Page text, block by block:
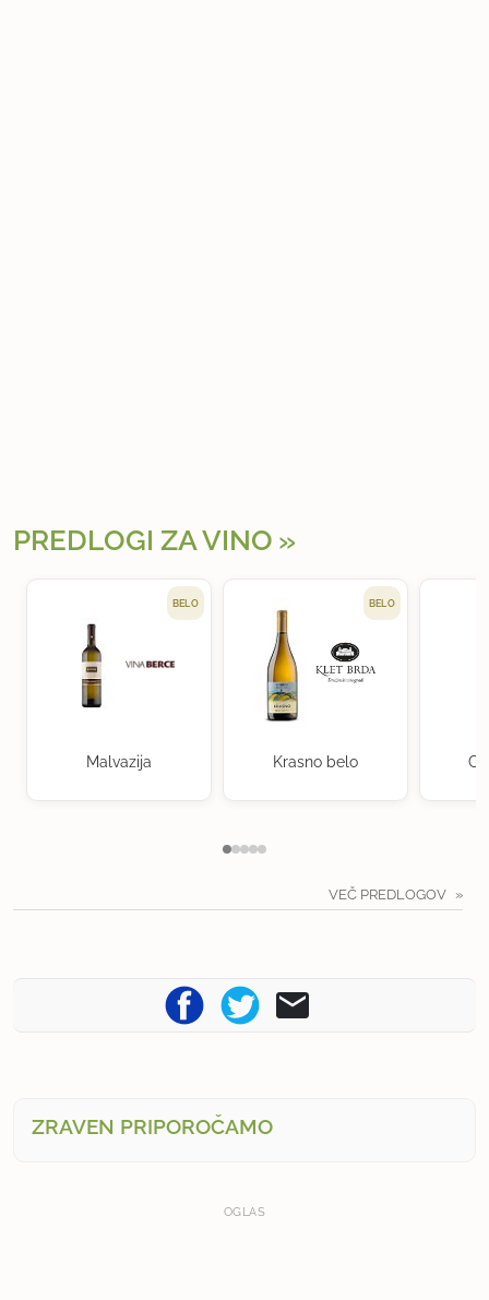
PREDLOGI ZA VINO
BELO
Malvazija
BELO
Krasno belo
VEČ PREDLOGOV
ZRAVEN PRIPOROČAMO
OGLAS